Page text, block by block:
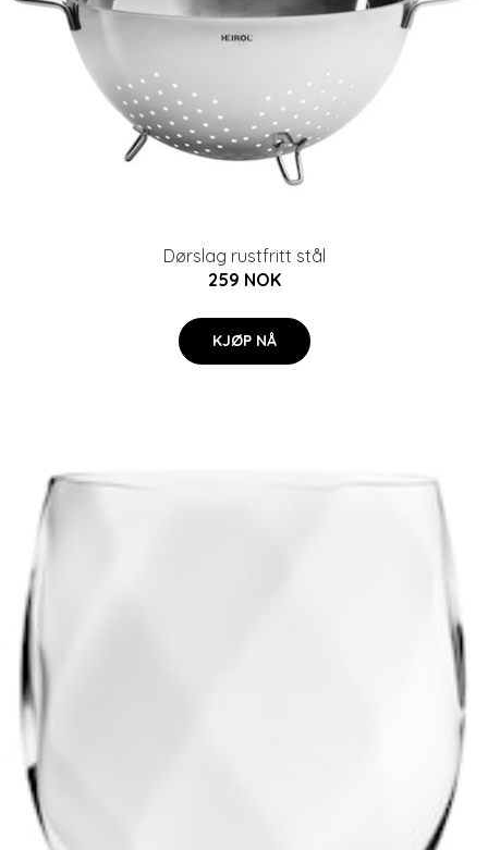
Dørslag rustfritt stål
259 NOK
KJØP NÅ